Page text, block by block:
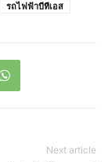
รถไฟฟ้าบีทีเอส
Next article